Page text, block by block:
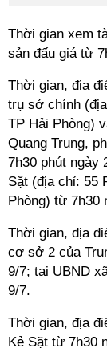
Thời gian xem
sản đấu giá từ
Thời gian, địa
trụ sở chính
TP Hải Phòng)
Quang Trung,
7h30 phút ngày
Sặt (địa chỉ: 55
Phòng) từ 7h30
Thời gian, địa
cơ sở 2 của
9/7; tại UBND
9/7.
Thời gian, địa
Kẻ Sặt từ 7h30